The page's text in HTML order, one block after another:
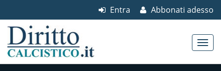
Abbonati adesso
Entra